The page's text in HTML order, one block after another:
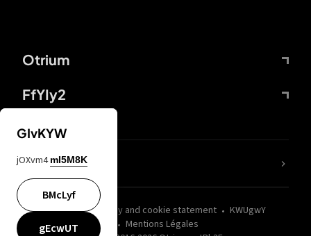
Otrium
FfYIy2
wZQPfd Privacy and cookie statement
KWUgwY
Mentions Légales
nLC6tu
GIvKYW
jOXvm4 mI5M8K
BMcLyf
gEcwUT